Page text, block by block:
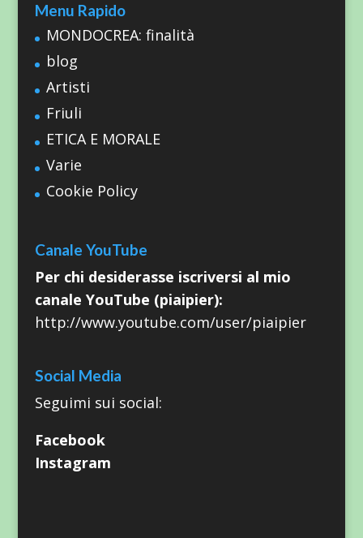
Menu Rapido
MONDOCREA: finalità
blog
Artisti
Friuli
ETICA E MORALE
Varie
Cookie Policy
Canale YouTube
Per chi desiderasse iscriversi al mio
canale YouTube (piaipier):
http://www.youtube.com/user/piaipier
Social Media
Seguimi sui social:
Facebook
Instagram